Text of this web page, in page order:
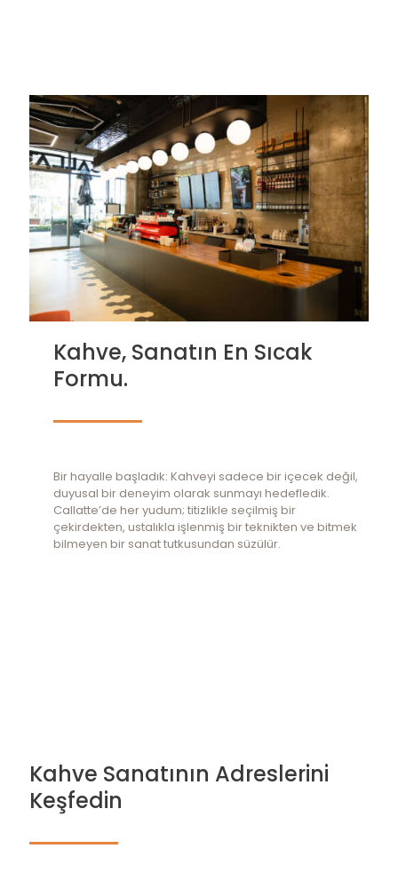
Kahve, Sanatın En Sıcak
Formu.
Bir hayalle başladık: Kahveyi sadece bir içecek değil,
duyusal bir deneyim olarak sunmayı hedefledik.
Callatte’de her yudum; titizlikle seçilmiş bir
çekirdekten, ustalıkla işlenmiş bir teknikten ve bitmek
bilmeyen bir sanat tutkusundan süzülür.
Kahve Sanatının Adreslerini
Keşfedin